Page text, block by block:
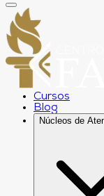
Cursos
Blog
Núcleos de